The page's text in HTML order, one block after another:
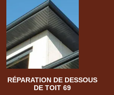
RÉPARATION DE DESSOUS
DE TOIT 69